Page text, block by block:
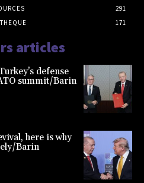
291
171
articles
defense
summit/Barin
here is why
Barin